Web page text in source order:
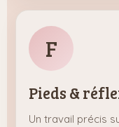
F
Pieds &
Un travail précis